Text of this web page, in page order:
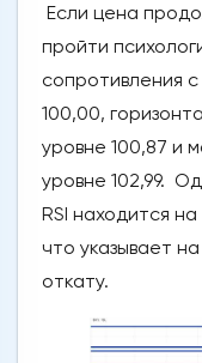
Если цена
пройти
сопротивления
100,00,
уровне 100,87 и
уровне 102,99.
RSI находится
что указывает
откату.